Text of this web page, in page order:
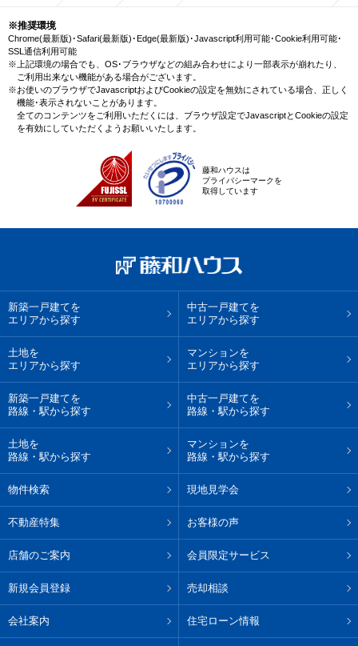
※推奨環境
Chrome(最新版)･Safari(最新版)･Edge(最新版)･Javascript利用可能･Cookie利用可能･
SSL通信利用可能
※上記環境の場合でも、OS･ブラウザなどの組み合わせにより一部表示が崩れたり、
ご利用出来ない機能がある場合がございます。
※お使いのブラウザでJavascriptおよびCookieの設定を無効にされている場合、正しく
機能･表示されないことがあります。
全てのコンテンツをご利用いただくには、ブラウザ設定でJavascriptとCookieの設定
を有効にしていただくようお願いいたします。
藤和ハウスは
プライバシーマークを
取得しています
新築一戸建てを
エリアから探す
中古一戸建てを
エリアから探す
土地を
エリアから探す
マンションを
エリアから探す
新築一戸建てを
路線・駅から探す
中古一戸建てを
路線・駅から探す
土地を
路線・駅から探す
マンションを
路線・駅から探す
物件検索 現地見学会
不動産特集 お客様の声
店舗のご案内 会員限定サービス
新規会員登録 売却相談
会社案内 住宅ローン情報